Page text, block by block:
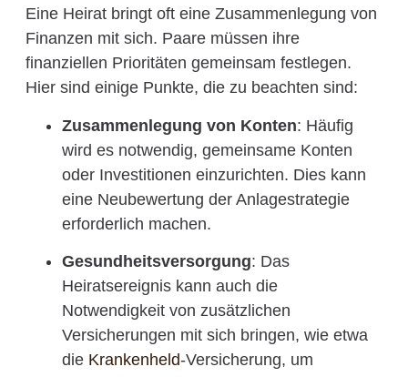
Eine Heirat bringt oft eine Zusammenlegung von
Finanzen mit sich. Paare müssen ihre
finanziellen Prioritäten gemeinsam festlegen.
Hier sind einige Punkte, die zu beachten sind:
Zusammenlegung von Konten: Häufig
wird es notwendig, gemeinsame Konten
oder Investitionen einzurichten. Dies kann
eine Neubewertung der Anlagestrategie
erforderlich machen.
Gesundheitsversorgung: Das
Heiratsereignis kann auch die
Notwendigkeit von zusätzlichen
Versicherungen mit sich bringen, wie etwa
die Krankenheld-Versicherung, um